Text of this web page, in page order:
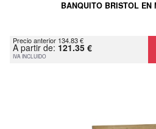
BANQUITO BRISTOL EN
Precio anterior 134.83 €
A partir de: 121.35 €
IVA INCLUIDO